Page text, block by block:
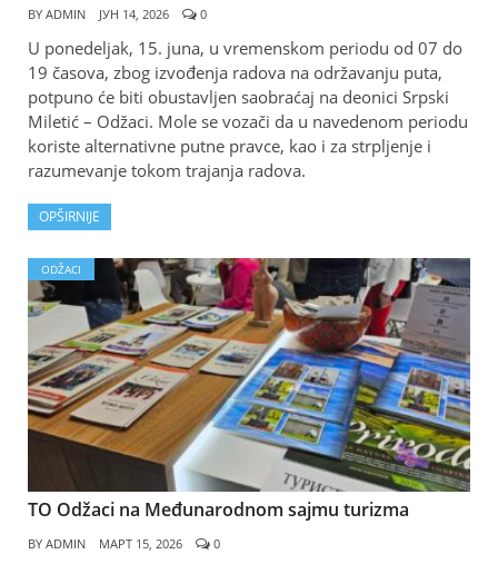
BY ADMIN ЈУН 14, 2026 0
U ponedeljak, 15. juna, u vremenskom periodu od 07 do
19 časova, zbog izvođenja radova na održavanju puta,
potpuno će biti obustavljen saobraćaj na deonici Srpski
Miletić – Odžaci. Mole se vozači da u navedenom periodu
koriste alternativne putne pravce, kao i za strpljenje i
razumevanje tokom trajanja radova.
OPŠIRNIJE
ODŽACI
TO Odžaci na Međunarodnom sajmu turizma
BY ADMIN МАРТ 15, 2026 0